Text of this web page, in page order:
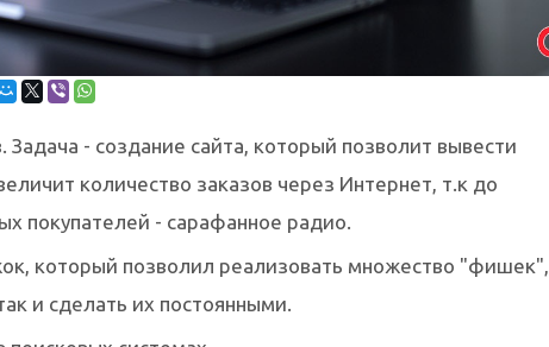
- создание сайта, который позволит вывести
количество заказов через Интернет, т.к до
покупателей - сарафанное радио.
который позволил реализовать множество "фишек",
и сделать их постоянными.